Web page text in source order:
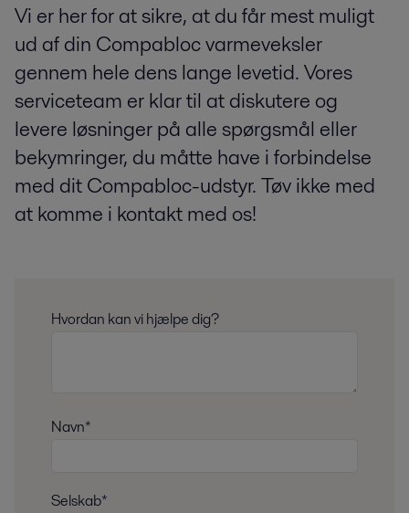
Vi er her for at sikre, at du får mest muligt
ud af din Compabloc varmeveksler
gennem hele dens lange levetid. Vores
serviceteam er klar til at diskutere og
levere løsninger på alle spørgsmål eller
bekymringer, du måtte have i forbindelse
med dit Compabloc-udstyr. Tøv ikke med
at komme i kontakt med os!
Hvordan kan vi hjælpe dig?
Navn*
Selskab*